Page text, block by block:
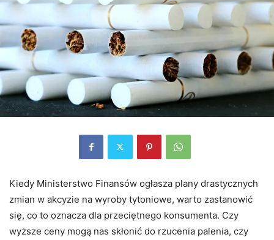
Kiedy Ministerstwo Finansów ogłasza plany drastycznych
zmian w akcyzie na wyroby tytoniowe, warto zastanowić
się, co to oznacza dla przeciętnego konsumenta. Czy
wyższe ceny mogą nas skłonić do rzucenia palenia, czy